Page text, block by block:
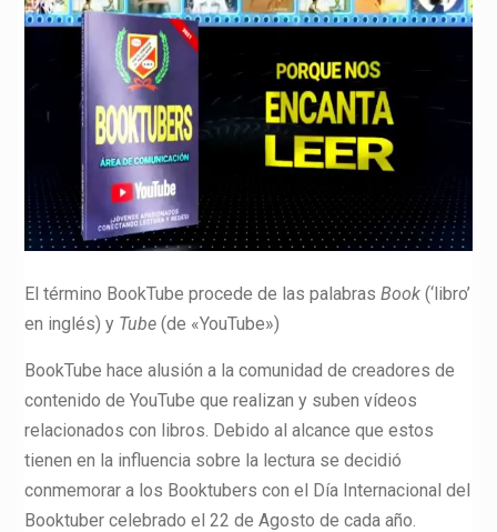
El término BookTube procede de las palabras Book(‘libro’
en inglés) y Tube(de «YouTube»)
BookTube hace alusión a la comunidad de creadores de
contenido de YouTube que realizan y suben vídeos
relacionados con libros. Debido al alcance que estos
tienen en la influencia sobre la lectura se decidió
conmemorar a los Booktubers con el Día Internacional del
Booktuber celebrado el 22 de Agosto de cada año.